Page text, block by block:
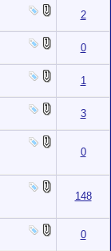
2
0
1
3
0
148
0